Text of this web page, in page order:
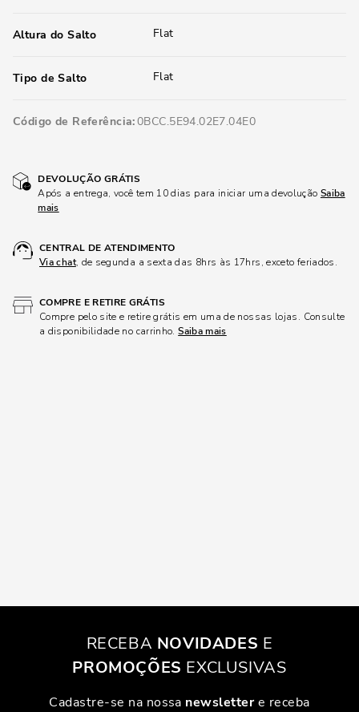
Altura do Salto Flat
Tipo de Salto Flat
Código de Referência 0BCC.5E94.02E7.04E0
DEVOLUÇÃO GRÁTIS
Após a entrega, você tem 10 dias para iniciar uma devolução Saiba
mais
CENTRAL DE ATENDIMENTO
Via chat, de segunda a sexta das 8hrs às 17hrs, exceto feriados.
COMPRE E RETIRE GRÁTIS
Compre pelo site e retire grátis em uma de nossas lojas. Consulte
a disponibilidade no carrinho.Saiba mais
RECEBA NOVIDADES E
PROMOÇÕES EXCLUSIVAS
Cadastre-se na nossa newslettere receba